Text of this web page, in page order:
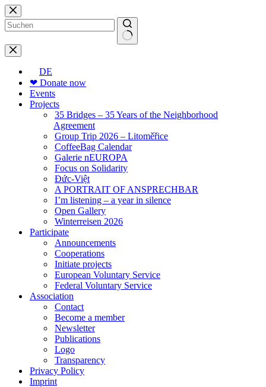
Skip
to
content
No
results
DE
❤ Donate now
Events
Projects
35 Bridges – 35 Years of the Neighborhood
Agreement
Group Trip 2026 – Litoměřice
CoffeeBag Calendar
Galerie nEUROPA
Focus on Solidarity
Đức-Việt
A PORTRAIT OF ANSPRECHBAR
I’m listening – a year in silence
Open Gallery
Winterreisen 2026
Participate
Announcements
Cooperations
Initiate projects
European Voluntary Service
Federal Voluntary Service
Association
Contact
Become a member
Newsletter
Publications
Logo
Transparency
Privacy Policy
Imprint